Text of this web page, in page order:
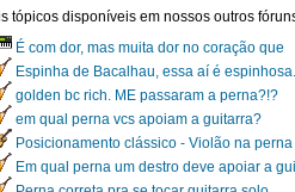
tópicos disponíveis em nossos outros
É com dor, mas muita dor no coração que
Espinha de Bacalhau, essa aí é
golden bc rich. ME passaram a perna?!?
em qual perna vcs apoiam a guitarra?
Posicionamento clássico - Violão na
Em qual perna um destro deve apoiar a